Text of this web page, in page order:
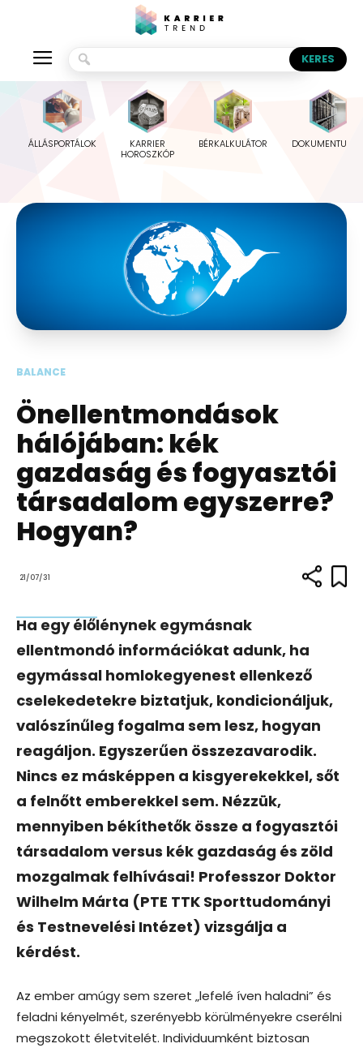
ÁLLÁSPORTÁLOK
KARRIER
HOROSZKÓP
BÉRKALKULÁTOR
BALANCE
Önellentmondások
hálójában: kék
gazdaság és fogyasztói
társadalom egyszerre?
Hogyan?
21/07/31
Ha egy élőlénynek egymásnak
ellentmondó információkat adunk, ha
egymással homlokegyenest ellenkező
cselekedetekre biztatjuk, kondicionáljuk,
valószínűleg fogalma sem lesz, hogyan
reagáljon. Egyszerűen összezavarodik.
Nincs ez másképpen a kisgyerekekkel, sőt
a felnőtt emberekkel sem. Nézzük,
mennyiben békíthetők össze a fogyasztói
társadalom versus kék gazdaság és zöld
mozgalmak felhívásai! Professzor Doktor
Wilhelm Márta (PTE TTK Sporttudományi
és Testnevelési Intézet) vizsgálja a
kérdést.
Az ember amúgy sem szeret „lefelé íven haladni” és
feladni kényelmét, szerényebb körülményekre cserélni
megszokott életvitelét. Individuumként biztosan